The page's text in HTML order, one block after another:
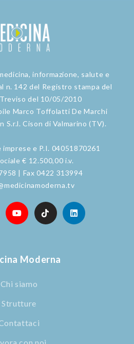
informazione, salute e
n. 142 del Registro stampa del
del 10/05/2010
Marco Toffolatti De Marchi
S.r.l. Cison di Valmarino (TV).
e P.I. 04051870261
€ 12.500,00 i.v.
| Fax 0422 313994
Moderna
Chi siamo
Strutture